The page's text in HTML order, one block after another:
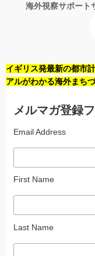
海外視察サポート
イギリス発最新の都市
アルがわかる海外まち
メルマガ登録
Email Address
First Name
Last Name